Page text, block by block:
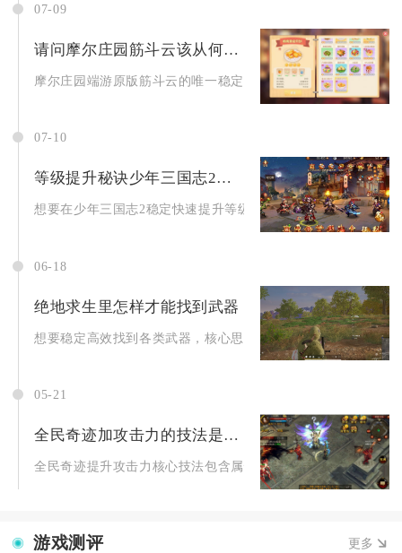
07-09
请问摩尔庄园筋斗云该从何处获取
摩尔庄园端游原版筋斗云的唯一稳定获取地点为黑森林云雾迷
07-10
等级提升秘诀少年三国志2全攻略分享
想要在少年三国志2稳定快速提升等级，核心逻辑是把控体力分
06-18
绝地求生里怎样才能找到武器
想要稳定高效找到各类武器，核心思路是优先选择物资富集区
05-21
全民奇迹加攻击力的技法是什么
全民奇迹提升攻击力核心技法包含属性精准加点、装备锻造养
游戏测评 更多